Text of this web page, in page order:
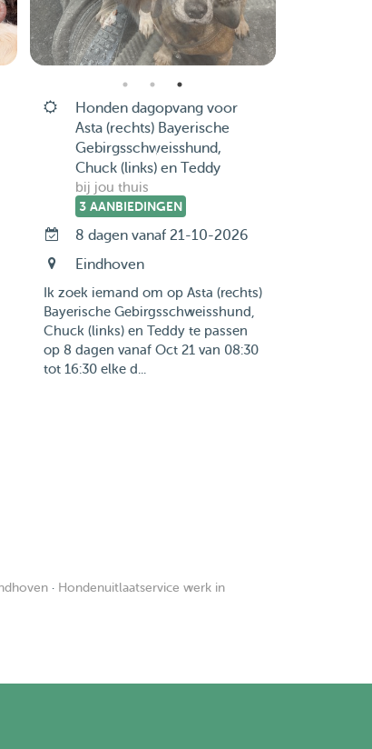
Honden dagopvang voor
Asta (rechts) Bayerische
Gebirgsschweisshund,
Chuck (links) en Teddy
bij jou thuis
3 AANBIEDINGEN
8 dagen vanaf 21-10-2026
Eindhoven
Ik zoek iemand om op Asta (rechts)
Bayerische Gebirgsschweisshund,
Chuck (links) en Teddy te passen
op 8 dagen vanaf Oct 21 van 08:30
tot 16:30 elke d...
· Hondenuitlaatservice werk in